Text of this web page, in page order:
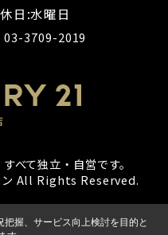
日:水曜日
03-3709-2019
べて独立・自営です。
ン All Rights Reserved.
握、サービス向上検討を目的と